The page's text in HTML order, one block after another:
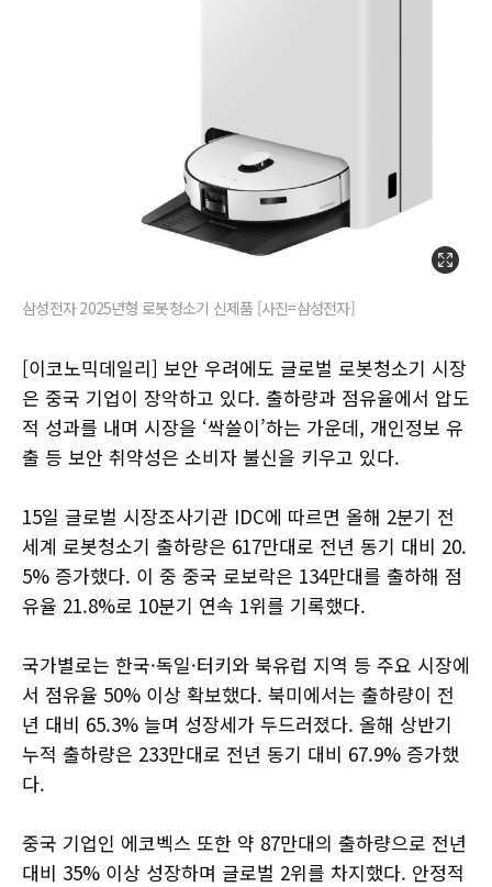
삼성전자 2025년형 로봇청소기 신제품 [사진=삼성전자]
[이코노믹데일리] 보안 우려에도 글로벌 로봇청소기 시장
은 중국 기업이 장악하고 있다. 출하량과 점유율에서 압도
적 성과를 내며 시장을 ‘싹쓸이’하는 가운데, 개인정보 유
출 등 보안 취약성은 소비자 불신을 키우고 있다.
15일 글로벌 시장조사기관 IDC에 따르면 올해 2분기 전
세계 로봇청소기 출하량은 617만대로 전년 동기 대비 20.
5% 증가했다. 이 중 중국 로보락은 134만대를 출하해 점
유율 21.8%로 10분기 연속 1위를 기록했다.
국가별로는 한국·독일·터키와 북유럽 지역 등 주요 시장에
서 점유율 50% 이상 확보했다. 북미에서는 출하량이 전
년 대비 65.3% 늘며 성장세가 두드러졌다. 올해 상반기
누적 출하량은 233만대로 전년 동기 대비 67.9% 증가했
다.
중국 기업인 에코벡스 또한 약 87만대의 출하량으로 전년
대비 35% 이상 성장하며 글로벌 2위를 차지했다. 안정적